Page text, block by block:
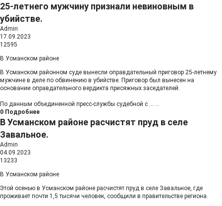
25-летнего мужчину признали невиновным в
убийстве.
Admin
17.09.2023
12595
В Усманском районе
В Усманском районном суде вынесли оправдательный приговор 25-летнему
мужчине в деле по обвинению в убийстве. Приговор был вынесен на
основании оправдательного вердикта присяжных заседателей.
По данным объединенной пресс-службы судебной с ... ...
0 Подробнее
В Усманском районе расчистят пруд в селе
Завальное.
Admin
04.09.2023
13233
В Усманском районе
Этой осенью в Усманском районе расчистят пруд в селе Завальное, где
проживает почти 1,5 тысячи человек, сообщили в правительстве региона.